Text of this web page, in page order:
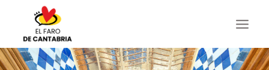
contenido